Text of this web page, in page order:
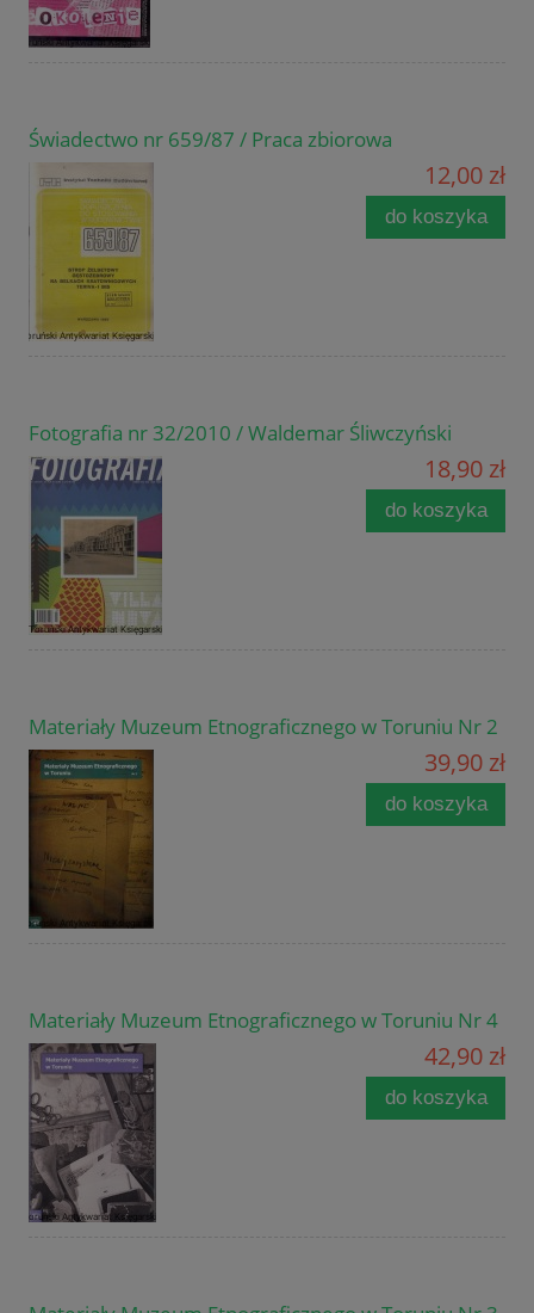
Świadectwo nr 659/87 / Praca zbiorowa
12,00 zł
do koszyka
Fotografia nr 32/2010 / Waldemar Śliwczyński
18,90 zł
do koszyka
Materiały Muzeum Etnograficznego w Toruniu Nr 2
39,90 zł
do koszyka
Materiały Muzeum Etnograficznego w Toruniu Nr 4
42,90 zł
do koszyka